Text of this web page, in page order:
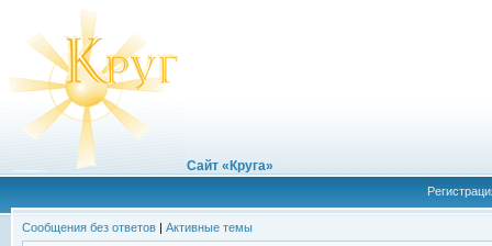
Сайт «Круга»
Сообщения без ответов | Активные темы